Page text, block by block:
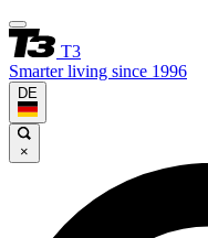
T3
Smarter living since 1996
DE
×